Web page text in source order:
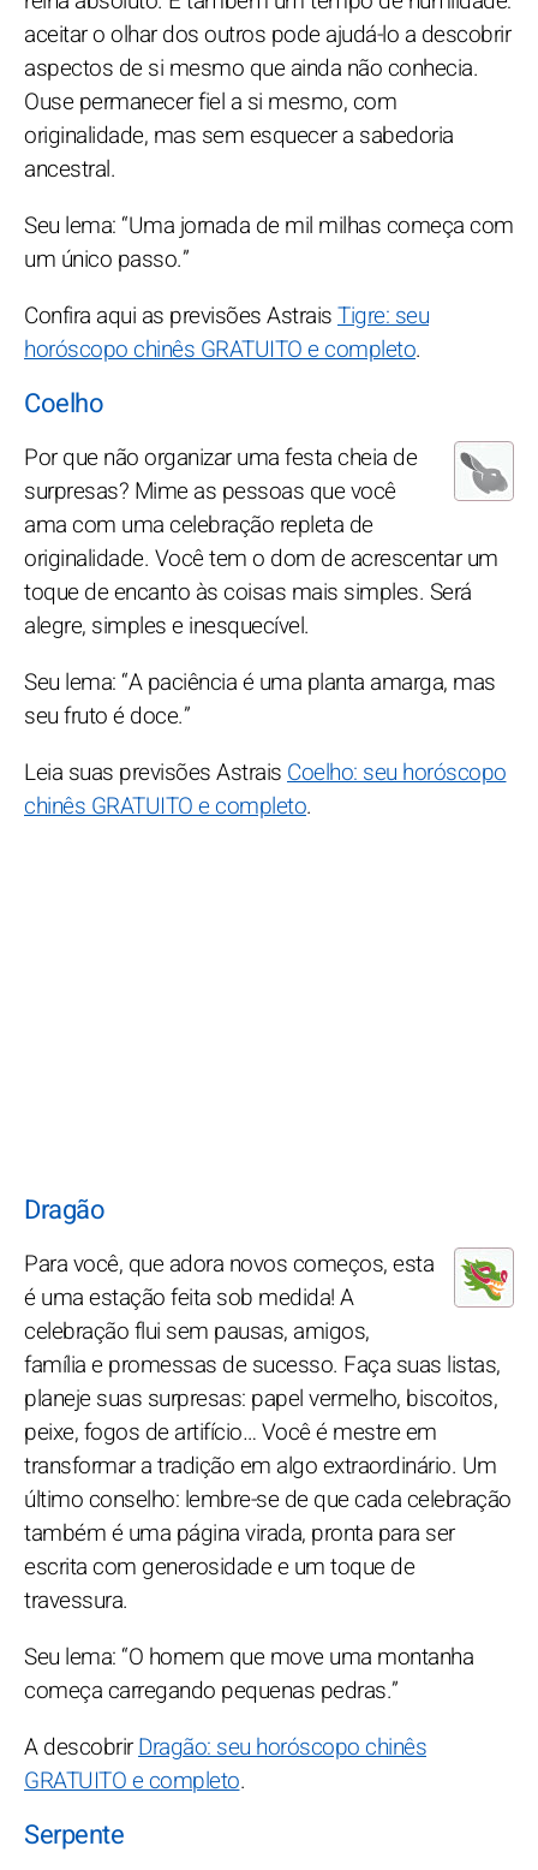
aceitar o olhar dos outros pode ajudá-lo a descobrir
aspectos de si mesmo que ainda não conhecia.
Ouse permanecer fiel a si mesmo, com
originalidade, mas sem esquecer a sabedoria
ancestral.
Seu lema: “Uma jornada de mil milhas começa com
um único passo.”
Confira aqui as previsões AstraisTigre: seu
horóscopo chinês GRATUITO e completo.
Coelho
Por que não organizar uma festa cheia de
surpresas? Mime as pessoas que você
ama com uma celebração repleta de
originalidade. Você tem o dom de acrescentar um
toque de encanto às coisas mais simples. Será
alegre, simples e inesquecível.
Seu lema: “A paciência é uma planta amarga, mas
seu fruto é doce.”
Leia suas previsões Astrais Coelho: seu horóscopo
chinês GRATUITO e completo.
Dragão
Para você, que adora novos começos, esta
é uma estação feita sob medida! A
celebração flui sem pausas, amigos,
família e promessas de sucesso. Faça suas listas,
planeje suas surpresas: papel vermelho, biscoitos,
peixe, fogos de artifício… Você é mestre em
transformar a tradição em algo extraordinário. Um
último conselho: lembre-se de que cada celebração
também é uma página virada, pronta para ser
escrita com generosidade e um toque de
travessura.
Seu lema: “O homem que move uma montanha
começa carregando pequenas pedras.”
A descobrirDragão: seu horóscopo chinês
GRATUITO e completo.
Serpente